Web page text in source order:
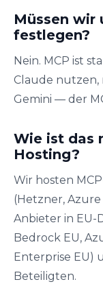
Müssen wir
festlegen?
Nein. MCP ist
Claude nutzen,
Gemini — der
Wie ist das
Hosting?
Wir hosten
(Hetzner,
Anbieter in EU-
Bedrock EU,
Enterprise EU)
Beteiligten.